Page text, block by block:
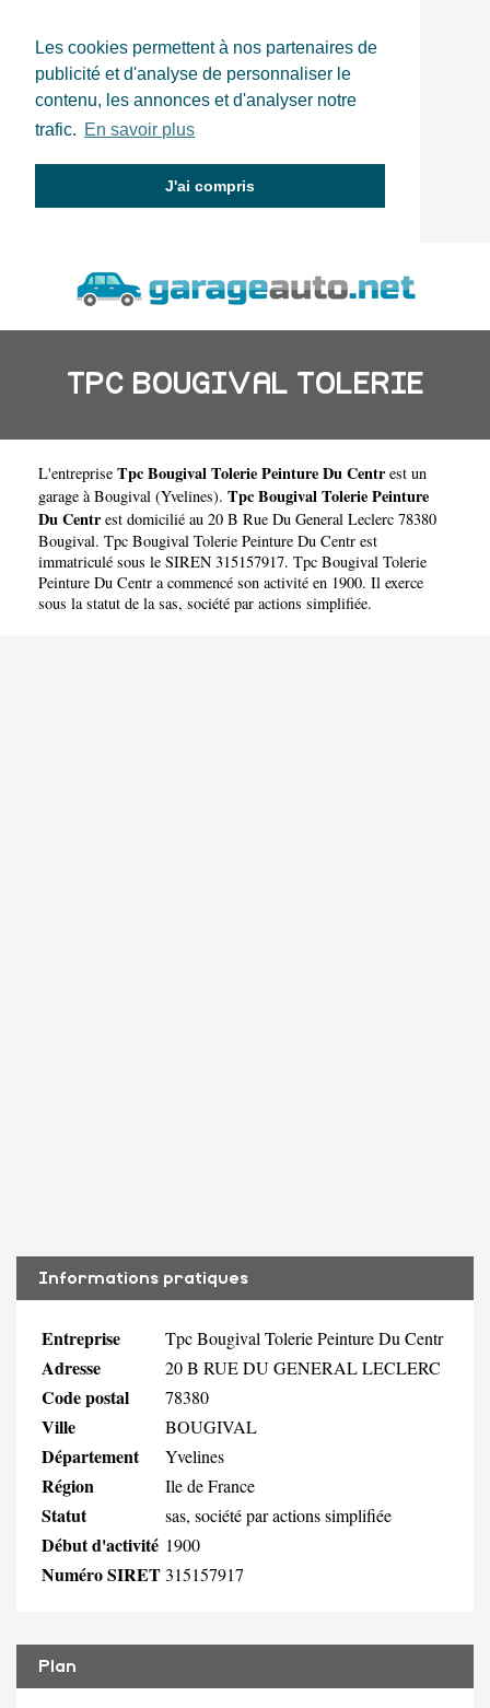
Les cookies permettent à nos partenaires de
publicité et d'analyse de personnaliser le
contenu, les annonces et d'analyser notre
trafic. En savoir plus
J'ai compris
TPC BOUGIVAL TOLERIE
PEINTURE DU CENTR
L'entreprise Tpc Bougival Tolerie Peinture Du Centrest un
garage à Bougival (Yvelines). Tpc Bougival Tolerie Peinture
Du Centrest domicilié au 20 B Rue Du General Leclerc 78380
Bougival. Tpc Bougival Tolerie Peinture Du Centr est
immatriculé sous le SIREN 315157917. Tpc Bougival Tolerie
Peinture Du Centr a commencé son activité en 1900. Il exerce
sous la statut de la sas, société par actions simplifiée.
Informations pratiques
Entreprise Tpc Bougival Tolerie Peinture Du Centr
Adresse 20 B RUE DU GENERAL LECLERC
Code postal 78380
Ville BOUGIVAL
Département Yvelines
Région Ile de France
Statut sas, société par actions simplifiée
Début d'activité 1900
Numéro SIRET315157917
Plan